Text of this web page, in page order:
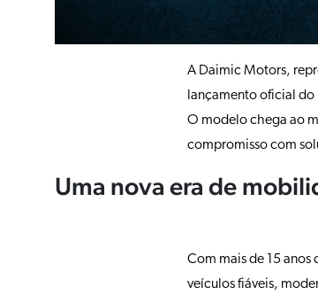
A Daimic Motors,
lançamento oficial do
O modelo chega ao
compromisso com
Uma nova era de
Com mais de 15
veículos fiáveis,